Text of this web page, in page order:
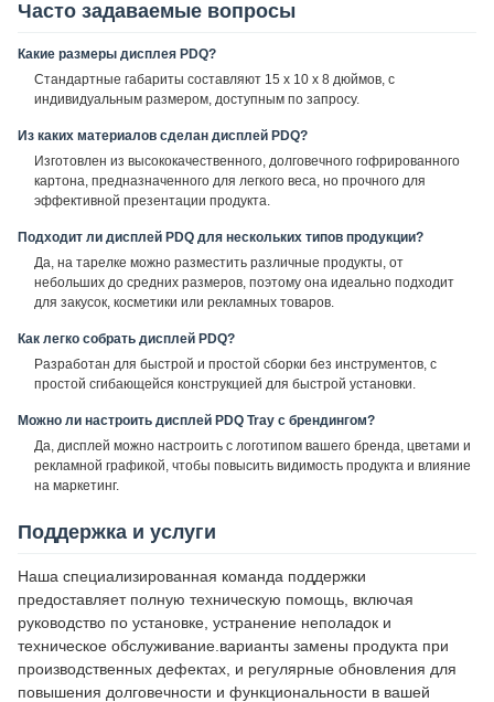
Часто задаваемые вопросы
Какие размеры дисплея PDQ?
Стандартные габариты составляют 15 x 10 x 8 дюймов, с
индивидуальным размером, доступным по запросу.
Из каких материалов сделан дисплей PDQ?
Изготовлен из высококачественного, долговечного гофрированного
картона, предназначенного для легкого веса, но прочного для
эффективной презентации продукта.
Подходит ли дисплей PDQ для нескольких типов продукции?
Да, на тарелке можно разместить различные продукты, от
небольших до средних размеров, поэтому она идеально подходит
для закусок, косметики или рекламных товаров.
Как легко собрать дисплей PDQ?
Разработан для быстрой и простой сборки без инструментов, с
простой сгибающейся конструкцией для быстрой установки.
Можно ли настроить дисплей PDQ Tray с брендингом?
Да, дисплей можно настроить с логотипом вашего бренда, цветами и
рекламной графикой, чтобы повысить видимость продукта и влияние
на маркетинг.
Поддержка и услуги
Наша специализированная команда поддержки
предоставляет полную техническую помощь, включая
руководство по установке, устранение неполадок и
техническое обслуживание.варианты замены продукта при
производственных дефектах, и регулярные обновления для
повышения долговечности и функциональности в вашей